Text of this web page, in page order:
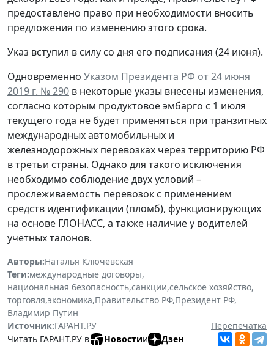
предоставлено право при необходимости вносить
предложения по изменению этого срока.
Указ вступил в силу со дня его подписания (24 июня).
Одновременно Указом Президента РФ от 24 июня
2019 г. № 290 в некоторые указы внесены изменения,
согласно которым продуктовое эмбарго с 1 июля
текущего года не будет применяться при транзитных
международных автомобильных и
железнодорожных перевозках через территорию РФ
в третьи страны. Однако для такого исключения
необходимо соблюдение двух условий –
прослеживаемость перевозок с применением
средств идентификации (пломб), функционирующих
на основе ГЛОНАСС, а также наличие у водителей
учетных талонов.
Авторы:Наталья Ключевская
Теги:международные договоры,
национальная безопасность,санкции,сельское хозяйство,
торговля,экономика,Правительство РФ,Президент РФ,
Владимир Путин
Источник:ГАРАНТ.РУ
Перепечатка
Читать ГАРАНТ.РУ в
Новостии Дзен